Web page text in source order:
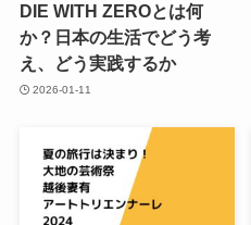
DIE WITH ZEROとは何
か？日本の生活でどう考
え、どう実践するか
2026-01-11